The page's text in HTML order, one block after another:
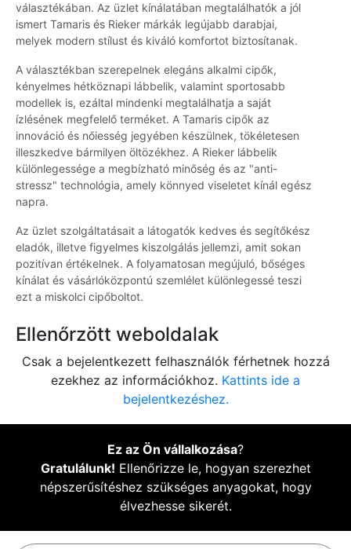
választékában. Az üzlet kínálatában megtalálhatók a jól
ismert Tamaris és Rieker márkák legújabb darabjai,
melyek modern stílust és kiváló komfortot biztosítanak.
A választékban szerepelnek elegáns alkalmi cipők,
kényelmes hétköznapi lábbelik, valamint sportosabb
modellek is, ezáltal mindenki megtalálhatja a saját
ízlésének megfelelő terméket. A Tamaris cipők az
innováció és nőiesség jegyében készülnek, tökéletesen
illeszkedve bármilyen öltözékhez. A Rieker lábbelik
különlegessége a megbízható minőség és az "anti-
stressz" technológia, amely könnyed viseletet kínál egész
napra.
Az üzlet szolgáltatásait a látogatók kedves és segítőkész
eladók, illetve figyelmes kiszolgálás jellemzi, amit sokan
pozitívan értékelnek. A folyamatosan megújuló, bőséges
kínálat és vásárlóközpontú szemlélet különlegessé teszi
ezt a miskolci cipőboltot.
Ellenőrzött weboldalak
Csak a bejelentkezett felhasználók férhetnek hozzá
ezekhez az információkhoz. Kattints ide a
bejelentkezéshez.
Ez az Ön vállalkozása?
Gratulálunk! Ellenőrizze le, hogyan szerezhet
népszerűsítéshez szükséges anyagokat, hogy
élvezhesse sikerét.